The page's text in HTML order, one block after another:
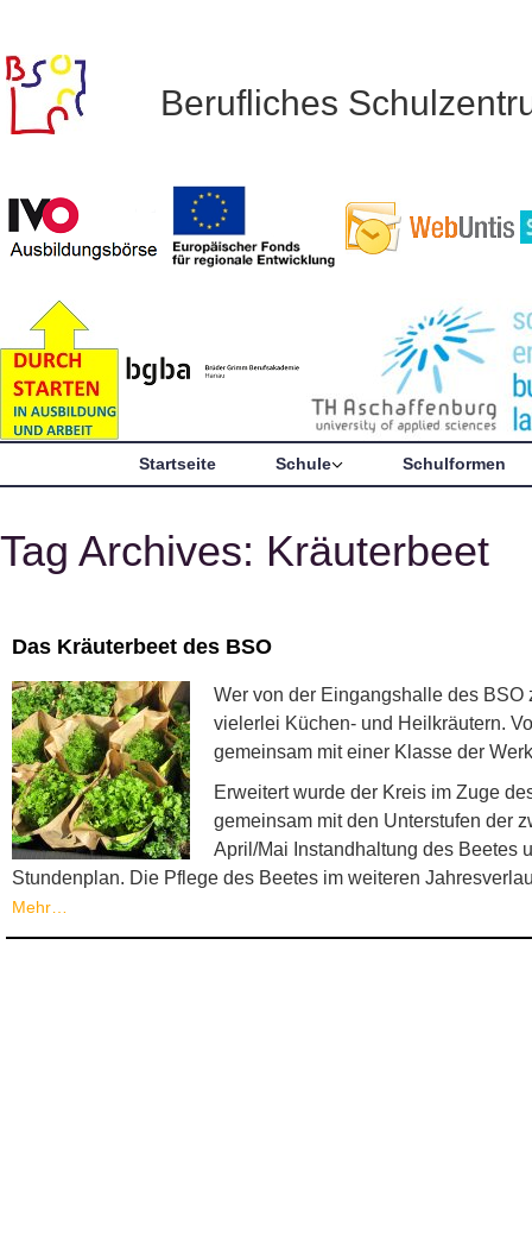
Berufliches
Startseite Schule Schulformen
Tag Archives: Kräuterbeet
Das Kräuterbeet des BSO
Wer von der Eingangshalle des BSO
vielerlei Küchen- und Heilkräutern.
gemeinsam mit einer Klasse der
Erweitert wurde der Kreis im Zuge
gemeinsam mit den Unterstufen der
April/Mai Instandhaltung des Beetes
Stundenplan. Die Pflege des Beetes im weiteren
Mehr…